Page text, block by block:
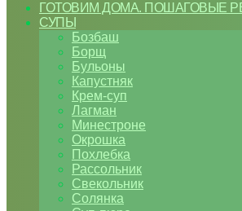
ГОТОВИМ ДОМА. ПОШАГОВЫЕ
СУПЫ
Бозбаш
Борщ
Бульоны
Капустняк
Крем-суп
Лагман
Минестроне
Окрошка
Похлебка
Рассольник
Свекольник
Солянка